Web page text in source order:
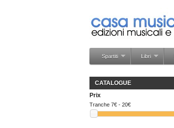
Spartiti Libri
CATALOGUE
Prix
Tranche 7€ - 20€